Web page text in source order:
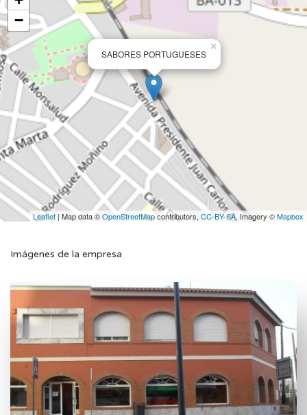
SABORES PORTUGUESES
×
−
Leaflet | Map data ©OpenStreetMapcontributors, CC-BY-SA, Imagery ©Mapbox
Imágenes de la empresa